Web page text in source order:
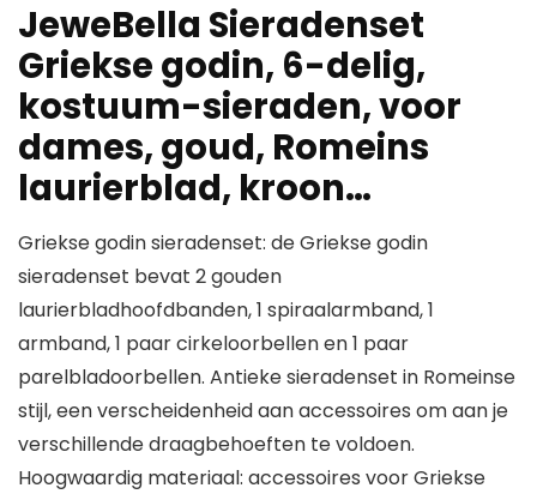
JeweBella Sieradenset
Griekse godin, 6-delig,
kostuum-sieraden, voor
dames, goud, Romeins
laurierblad, kroon…
Griekse godin sieradenset: de Griekse godin
sieradenset bevat 2 gouden
laurierbladhoofdbanden, 1 spiraalarmband, 1
armband, 1 paar cirkeloorbellen en 1 paar
parelbladoorbellen. Antieke sieradenset in Romeinse
stijl, een verscheidenheid aan accessoires om aan je
verschillende draagbehoeften te voldoen.
Hoogwaardig materiaal: accessoires voor Griekse